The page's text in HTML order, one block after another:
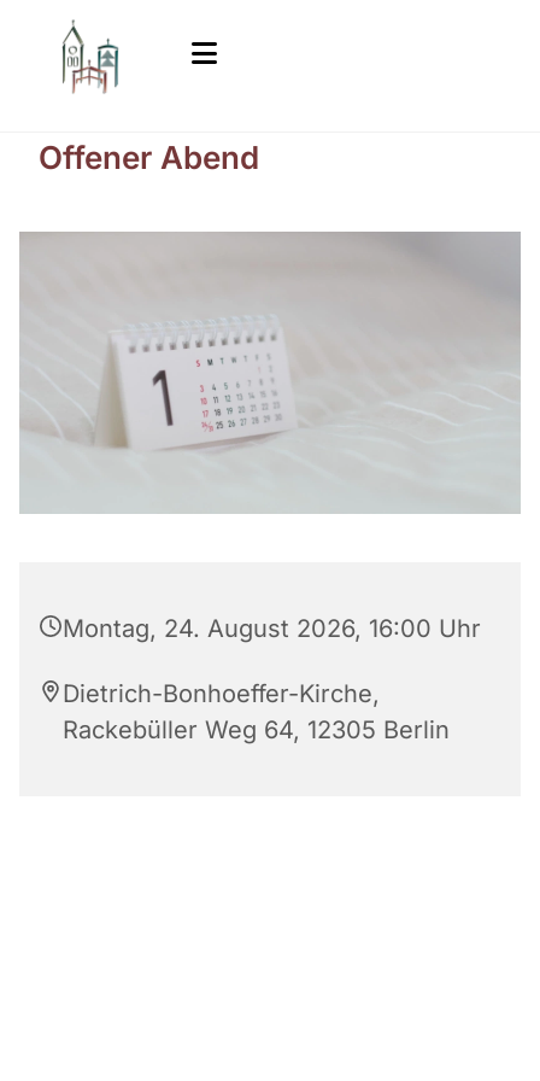
Offener Abend
Montag, 24. August 2026, 16:00 Uhr
Dietrich-Bonhoeffer-Kirche,
Rackebüller Weg 64, 12305 Berlin